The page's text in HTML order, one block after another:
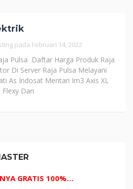
pada Februari 14, 2022
Pulsa Daftar Harga Produk Raja
Di Server Raja Pulsa Melayani
As Indosat Mentari Im3 Axis XL
Dan
GRATIS 100%…